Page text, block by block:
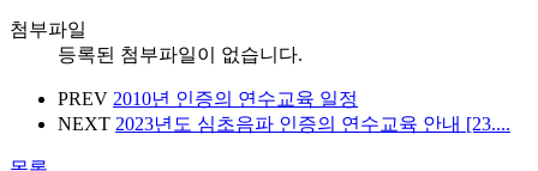
첨부파일
등록된 첨부파일이 없습니다.
PREV 2010년 인증의 연수교육 일정
NEXT 2023년도 심초음파 인증의 연수교육 안내 [23....